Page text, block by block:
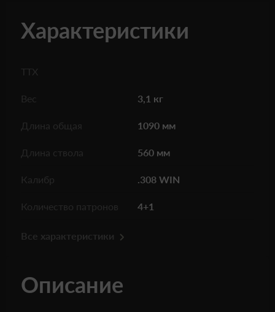
Характеристики
ТТХ
Вес 3,1 кг
Длина общая 1090 мм
Длина ствола 560 мм
Калибр .308 WIN
Количество патронов 4+1
Все характеристики
Описание